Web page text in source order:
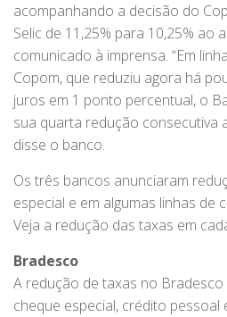
acompanhando a decisão do
Selic de 11,25% para 10,25% ao
comunicado à imprensa. “Em
Copom, que reduziu agora há
juros em 1 ponto percentual, o
sua quarta redução consecutiva
disse o banco.
Os três bancos anunciaram
especial e em algumas linhas de
Veja a redução das taxas em
Bradesco
A redução de taxas no Bradesco
cheque especial, crédito pessoal